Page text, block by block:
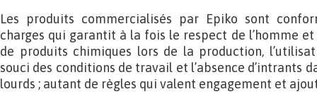
Les produits commercialisés par Epiko sont
charges qui garantit à la fois le respect de l’homme et
de produits chimiques lors de la production,
souci des conditions de travail et l’absence d’intrants
lourds ; autant de règles qui valent engagement et